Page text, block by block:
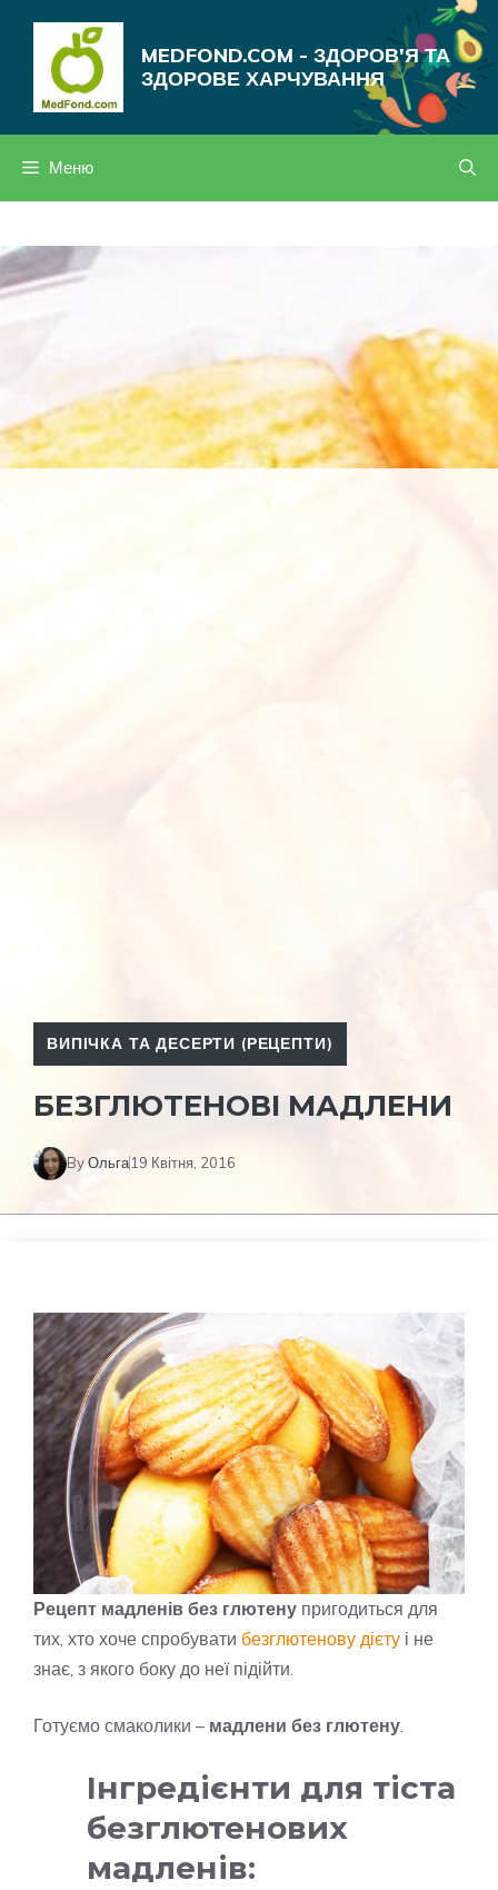
MEDFOND.COM - ЗДОРОВ'Я ТА
ЗДОРОВЕ ХАРЧУВАННЯ
Меню
ВИПІЧКА ТА ДЕСЕРТИ (РЕЦЕПТИ)
БЕЗГЛЮТЕНОВІ МАДЛЕНИ
ByОльга19 Квітня, 2016
Рецепт мадленів без глютену пригодиться для
тих, хто хоче спробувати безглютенову дієту і не
знає, з якого боку до неї підійти.
Готуємо смаколики – мадлени без глютену.
Інгредієнти для тіста
безглютенових
мадленів: